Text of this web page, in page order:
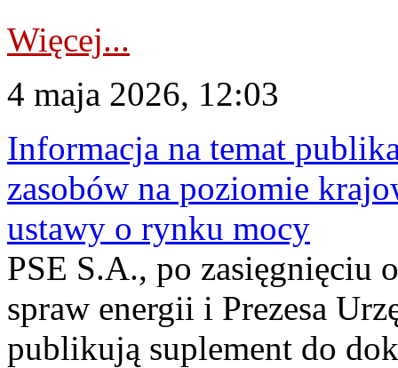
Więcej...
4 maja 2026, 12:03
Informacja na temat
zasobów na poziomie
ustawy o rynku mocy
PSE S.A., po zasięgnięciu
spraw energii i Prezesa
publikują suplement do